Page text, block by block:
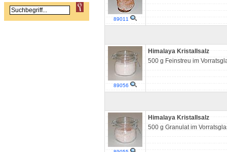
89011
89056
Himalaya Kristallsalz
500 g Feinstreu im
Himalaya Kristallsalz
500 g Granulat im